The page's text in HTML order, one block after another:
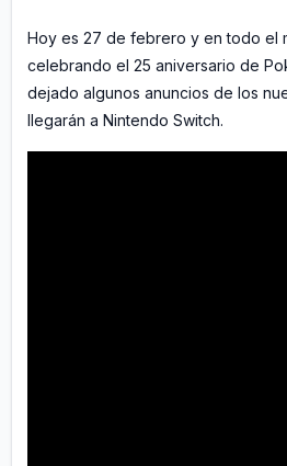
Hoy es 27 de febrero y en todo el
celebrando el 25 aniversario de
dejado algunos anuncios de los
llegarán a Nintendo Switch.